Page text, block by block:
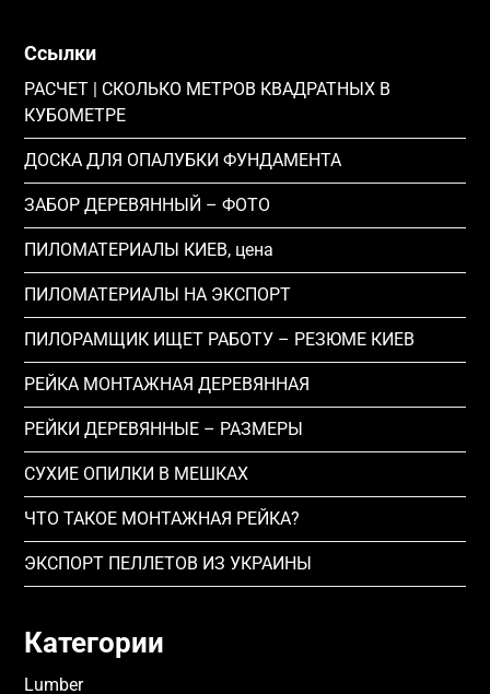
Ссылки
РАСЧЕТ | СКОЛЬКО МЕТРОВ КВАДРАТНЫХ В
КУБОМЕТРЕ
ДОСКА ДЛЯ ОПАЛУБКИ ФУНДАМЕНТА
ЗАБОР ДЕРЕВЯННЫЙ – ФОТО
ПИЛОМАТЕРИАЛЫ КИЕВ, цена
ПИЛОМАТЕРИАЛЫ НА ЭКСПОРТ
ПИЛОРАМЩИК ИЩЕТ РАБОТУ – РЕЗЮМЕ КИЕВ
РЕЙКА МОНТАЖНАЯ ДЕРЕВЯННАЯ
РЕЙКИ ДЕРЕВЯННЫЕ – РАЗМЕРЫ
СУХИЕ ОПИЛКИ В МЕШКАХ
ЧТО ТАКОЕ МОНТАЖНАЯ РЕЙКА?
ЭКСПОРТ ПЕЛЛЕТОВ ИЗ УКРАИНЫ
Категории
Lumber